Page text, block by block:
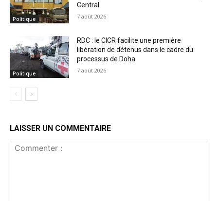
Politique
Central
7 août 2026
Politique
RDC : le CICR facilite une première
libération de détenus dans le cadre du
processus de Doha
7 août 2026
LAISSER UN COMMENTAIRE